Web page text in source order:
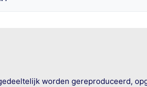
worden gereproduceerd,